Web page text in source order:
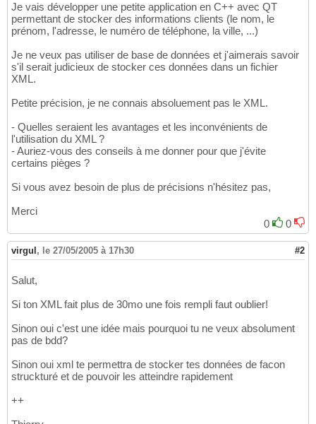
Je vais développer une petite application en C++ avec QT
permettant de stocker des informations clients (le nom, le
prénom, l'adresse, le numéro de téléphone, la ville, ...)
Je ne veux pas utiliser de base de données et j'aimerais savoir
s'il serait judicieux de stocker ces données dans un fichier
XML.
Petite précision, je ne connais absoluement pas le XML.
- Quelles seraient les avantages et les inconvénients de
l'utilisation du XML ?
- Auriez-vous des conseils à me donner pour que j'évite
certains pièges ?
Si vous avez besoin de plus de précisions n'hésitez pas,
Merci
0
0
virgul , le 27/05/2005 à 17h30 #2
Salut,
Si ton XML fait plus de 30mo une fois rempli faut oublier!
Sinon oui c'est une idée mais pourquoi tu ne veux absolument
pas de bdd?
Sinon oui xml te permettra de stocker tes données de facon
struckturé et de pouvoir les atteindre rapidement
++